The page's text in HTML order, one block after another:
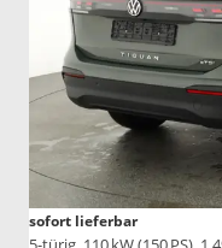
sofort lieferbar